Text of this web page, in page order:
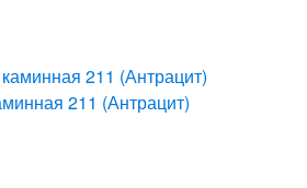
211 (Антрацит)